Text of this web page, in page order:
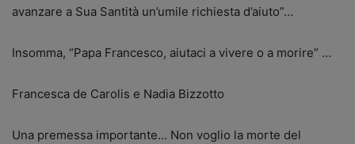
avanzare a Sua Santità un’umile richiesta d’aiuto”…
Insomma, “Papa Francesco, aiutaci a vivere o a morire” …
Francesca de Carolis e Nadia Bizzotto
Una premessa importante… Non voglio la morte del